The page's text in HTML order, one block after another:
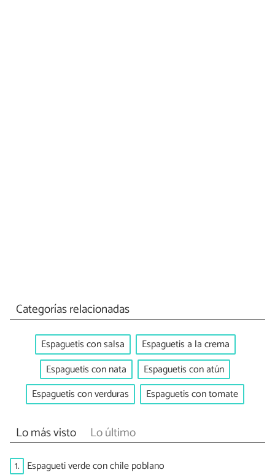
Categorías relacionadas
Espaguetis con salsa
Espaguetis a la crema
Espaguetis con nata
Espaguetis con atún
Espaguetis con verduras
Espaguetis con tomate
Lo más visto Lo último
1. Espagueti verde con chile poblano